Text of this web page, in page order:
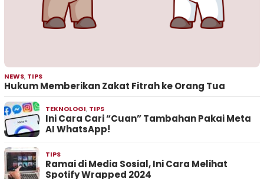
NEWS, TIPS
Hukum Memberikan Zakat Fitrah ke Orang Tua
TEKNOLOGI, TIPS
Ini Cara Cari “Cuan” Tambahan Pakai Meta
AI WhatsApp!
TIPS
Ramai di Media Sosial, Ini Cara Melihat
Spotify Wrapped 2024